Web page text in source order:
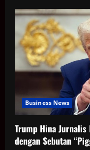
Business News
Trump Hina
dengan Sebutan